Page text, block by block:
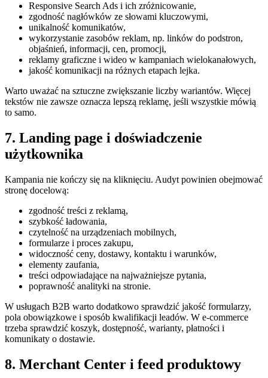
Responsive Search Ads i ich zróżnicowanie,
zgodność nagłówków ze słowami kluczowymi,
unikalność komunikatów,
wykorzystanie zasobów reklam, np. linków do podstron,
objaśnień, informacji, cen, promocji,
reklamy graficzne i wideo w kampaniach wielokanałowych,
jakość komunikacji na różnych etapach lejka.
Warto uważać na sztuczne zwiększanie liczby wariantów. Więcej
tekstów nie zawsze oznacza lepszą reklamę, jeśli wszystkie mówią
to samo.
7. Landing page i doświadczenie
użytkownika
Kampania nie kończy się na kliknięciu. Audyt powinien obejmować
stronę docelową:
zgodność treści z reklamą,
szybkość ładowania,
czytelność na urządzeniach mobilnych,
formularze i proces zakupu,
widoczność ceny, dostawy, kontaktu i warunków,
elementy zaufania,
treści odpowiadające na najważniejsze pytania,
poprawność analityki na stronie.
W usługach B2B warto dodatkowo sprawdzić jakość formularzy,
pola obowiązkowe i sposób kwalifikacji leadów. W e-commerce
trzeba sprawdzić koszyk, dostępność, warianty, płatności i
komunikaty o dostawie.
8. Merchant Center i feed produktowy